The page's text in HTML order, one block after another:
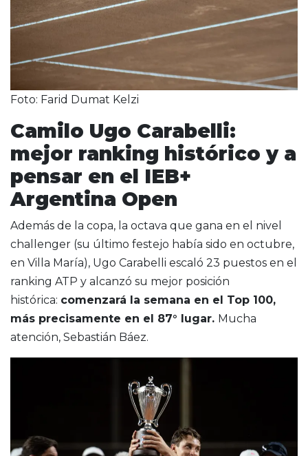
Foto: Farid Dumat Kelzi
Camilo Ugo Carabelli:
mejor ranking histórico y a
pensar en el IEB+
Argentina Open
Además de la copa, la octava que gana en el nivel
challenger (su último festejo había sido en octubre,
en Villa María), Ugo Carabelli escaló 23 puestos en el
ranking ATP y alcanzó su mejor posición
histórica: comenzará la semana en el Top 100,
más precisamente en el 87° lugar. Mucha
atención, Sebastián Báez.